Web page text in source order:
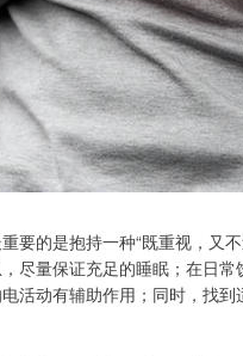
要的是抱持一种“既重视，又
尽量保证充足的睡眠；在日
活动有辅助作用；同时，找